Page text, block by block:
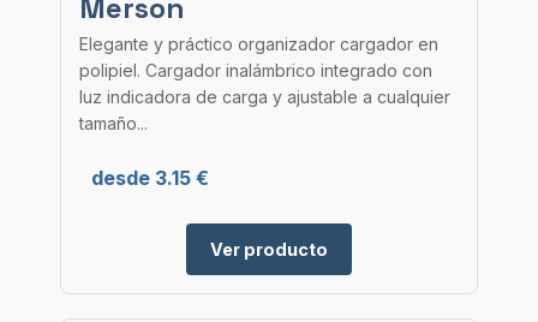
Merson
Elegante y práctico organizador cargador en
polipiel. Cargador inalámbrico integrado con
luz indicadora de carga y ajustable a cualquier
tamaño...
desde 3.15 €
Ver producto